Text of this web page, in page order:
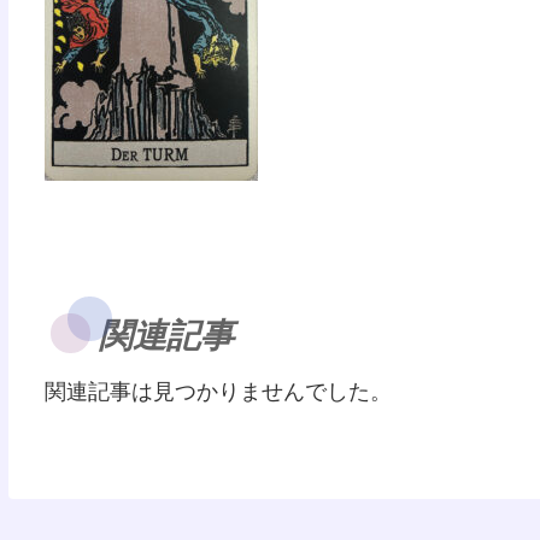
関連記事
関連記事は見つかりませんでした。